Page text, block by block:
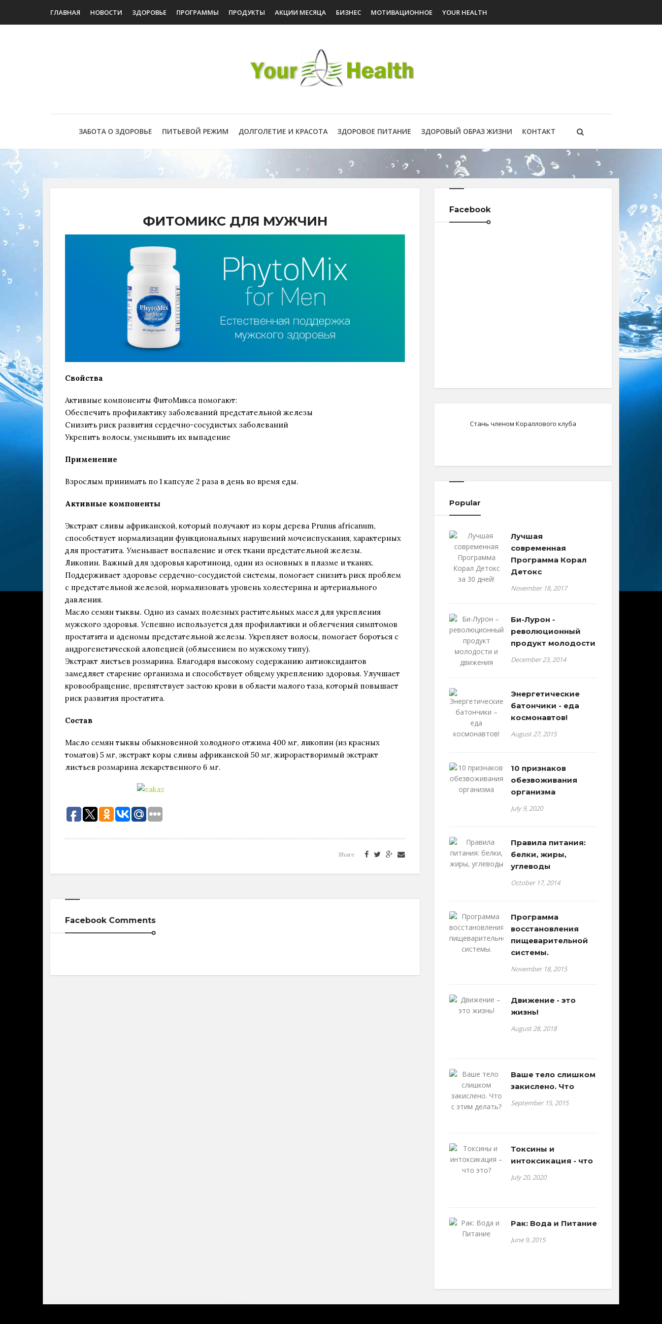
ГЛАВНАЯ НОВОСТИ ЗДОРОВЬЕ ПРОГРАММЫ ПРОДУКТЫ АКЦИИ МЕСЯЦА БИЗНЕС МОТИВАЦИОННОЕ YOUR HEALTH
ЗАБОТА О ЗДОРОВЬЕ ПИТЬЕВОЙ РЕЖИМ ДОЛГОЛЕТИЕ И КРАСОТА ЗДОРОВОЕ ПИТАНИЕ ЗДОРОВЫЙ ОБРАЗ ЖИЗНИ КОНТАКТ
ФИТОМИКС ДЛЯ МУЖЧИН
Свойства
Активные компоненты ФитоМикса помогают:
Обеспечить профилактику заболеваний предстательной железы
Снизить риск развития сердечно-сосудистых заболеваний
Укрепить волосы, уменьшить их выпадение
Применение
Взрослым принимать по 1 капсуле 2 раза в день во время еды.
Активные компоненты
Экстракт сливы африканской, который получают из коры дерева Prunus africanum,
способствует нормализации функциональных нарушений мочеиспускания, характерных
для простатита. Уменьшает воспаление и отек ткани предстательной железы.
Ликопин. Важный для здоровья каротиноид, один из основных в плазме и тканях.
Поддерживает здоровье сердечно-сосудистой системы, помогает снизить риск проблем
с предстательной железой, нормализовать уровень холестерина и артериального
давления.
Масло семян тыквы. Одно из самых полезных растительных масел для укрепления
мужского здоровья. Успешно используется для профилактики и облегчения симптомов
простатита и аденомы предстательной железы. Укрепляет волосы, помогает бороться с
андрогенетической алопецией (облысением по мужскому типу).
Экстракт листьев розмарина. Благодаря высокому содержанию антиоксидантов
замедляет старение организма и способствует общему укреплению здоровья. Улучшает
кровообращение, препятствует застою крови в области малого таза, который повышает
риск развития простатита.
Состав
Масло семян тыквы обыкновенной холодного отжима 400 мг, ликопин (из красных
томатов) 5 мг, экстракт коры сливы африканской 50 мг, жирорастворимый экстракт
листьев розмарина лекарственного 6 мг.
Share
Facebook Comments
Facebook
Стань членом Кораллового клуба
Popular
Лучшая
современная
Программа Корал
Детокс
November 18, 2017
Би-Лурон -
революционный
продукт молодости
December 23, 2014
Энергетические
батончики - еда
космонавтов!
August 27, 2015
10 признаков
обезвоживания
организма
July 9, 2020
Правила питания:
белки, жиры,
углеводы
October 17, 2014
Программа
восстановления
пищеварительной
системы.
November 18, 2015
Движение - это
жизнь!
August 28, 2018
Ваше тело слишком
закислено. Что
September 15, 2015
Токсины и
интоксикация - что
July 20, 2020
Рак: Вода и Питание
June 9, 2015